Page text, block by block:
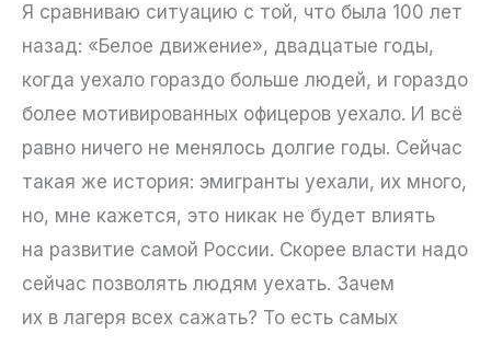
Я сравниваю ситуацию с той, что была 100 лет
назад: «Белое движение», двадцатые годы,
когда уехало гораздо больше людей, и гораздо
более мотивированных офицеров уехало. И всё
равно ничего не менялось долгие годы. Сейчас
такая же история: эмигранты уехали, их много,
но, мне кажется, это никак не будет влиять
на развитие самой России. Скорее власти надо
сейчас позволять людям уехать. Зачем
их в лагеря всех сажать? То есть самых